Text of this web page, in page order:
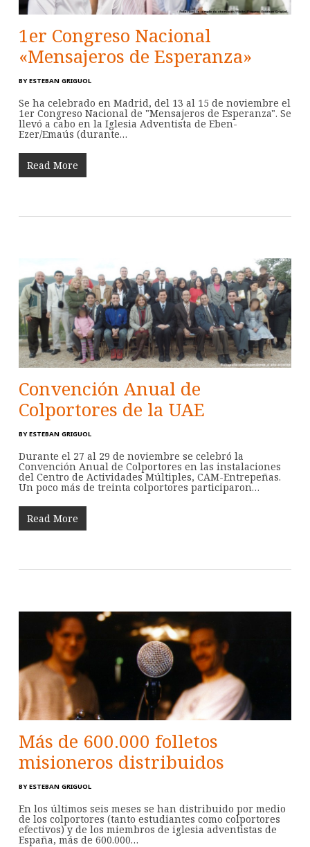
1er Congreso Nacional
«Mensajeros de Esperanza»
BY ESTEBAN GRIGUOL
Se ha celebrado en Madrid, del 13 al 15 de noviembre el
1er Congreso Nacional de "Mensajeros de Esperanza". Se
llevó a cabo en la Iglesia Adventista de Eben-
Ezer/Emaús (durante…
Read More
Convención Anual de
Colportores de la UAE
BY ESTEBAN GRIGUOL
Durante el 27 al 29 de noviembre se celebró la
Convención Anual de Colportores en las instalaciones
del Centro de Actividades Múltiples, CAM-Entrepeñas.
Un poco más de treinta colportores participaron…
Read More
Más de 600.000 folletos
misioneros distribuidos
BY ESTEBAN GRIGUOL
En los últimos seis meses se han distribuido por medio
de los colportores (tanto estudiantes como colportores
efectivos) y de los miembros de iglesia adventistas de
España, más de 600.000…